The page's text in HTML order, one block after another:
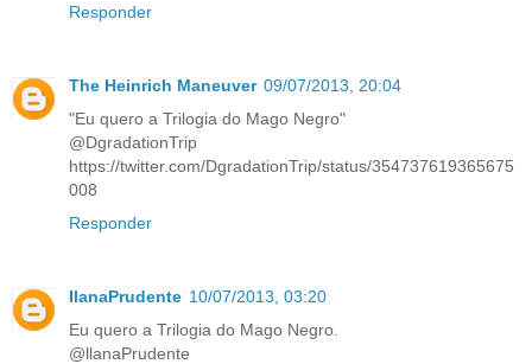
Responder
The Heinrich Maneuver 09/07/2013, 20:04
"Eu quero a Trilogia do Mago Negro"
@DgradationTrip
https://twitter.com/DgradationTrip/status/354737619365675
008
Responder
IlanaPrudente 10/07/2013, 03:20
Eu quero a Trilogia do Mago Negro.
@llanaPrudente